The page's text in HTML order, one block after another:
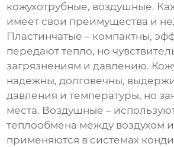
кожухотрубные, воздушные.
имеет свои преимущества и
Пластинчатые – компактны,
передают тепло, но
загрязнениям и давлению.
надежны, долговечны,
давления и температуры, но
места. Воздушные –
теплообмена между воздухом
применяются в системах